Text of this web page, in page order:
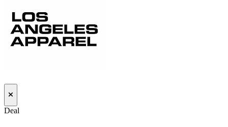
Deal